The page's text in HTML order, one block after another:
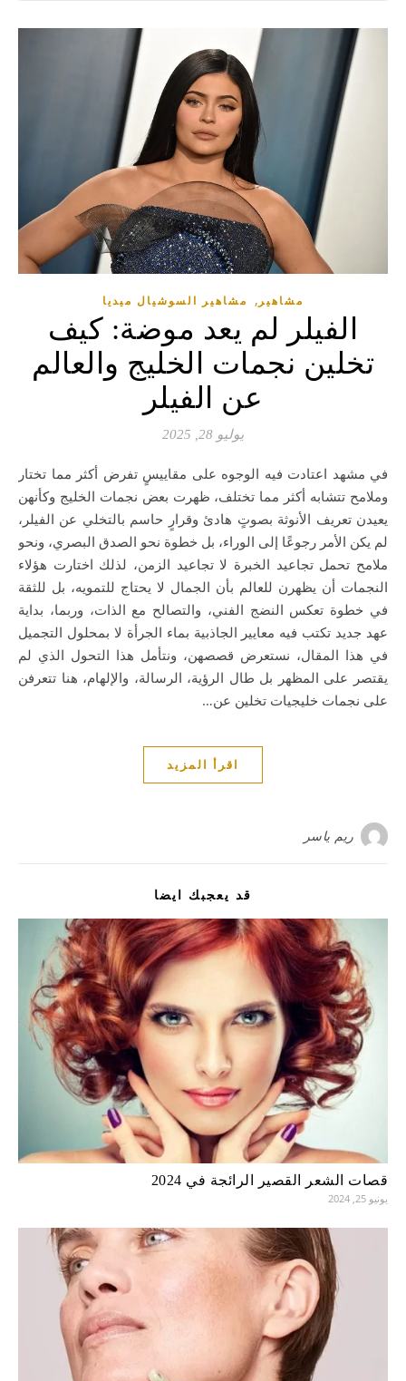
مشاهير , مشاهير السوشيال ميديا
الفيلر لم يعد موضة: كيف
تخلين نجمات الخليج والعالم
عن الفيلر
يوليو 28, 2025
في مشهد اعتادت فيه الوجوه على مقاييسٍ تفرض أكثر مما تختار
وملامح تتشابه أكثر مما تختلف، ظهرت بعض نجمات الخليج وكأنهن
يعيدن تعريف الأنوثة بصوتٍ هادئ وقرارٍ حاسم بالتخلي عن الفيلر،
لم يكن الأمر رجوعًا إلى الوراء، بل خطوة نحو الصدق البصري، ونحو
ملامح تحمل تجاعيد الخبرة لا تجاعيد الزمن، لذلك اختارت هؤلاء
النجمات أن يظهرن للعالم بأن الجمال لا يحتاج للتمويه، بل للثقة
في خطوة تعكس النضج الفني، والتصالح مع الذات، وربما، بداية
عهد جديد تكتب فيه معايير الجاذبية بماء الجرأة لا بمحلول التجميل
في هذا المقال، نستعرض قصصهن، ونتأمل هذا التحول الذي لم
يقتصر على المظهر بل طال الرؤية، الرسالة، والإلهام، هنا تتعرفن
على نجمات خليجيات تخلين عن…
اقرأ المزيد
ريم ياسر
قد يعجبك ايضا
قصات الشعر القصير الرائجة في 2024
يونيو 25, 2024